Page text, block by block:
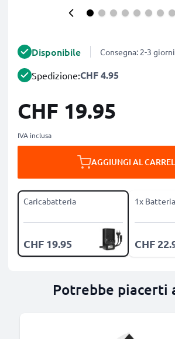
Disponibile Consegna: 2-3
Spedizione:CHF 4.95
CHF 19.95
IVA inclusa
AGGIUNGI AL
Caricabatteria
CHF 19.95
1x
CHF
Potrebbe piacerti